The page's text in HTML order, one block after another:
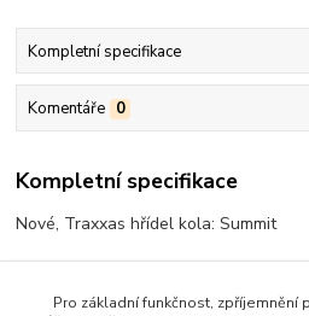
Kompletní specifikace
Komentáře 0
Kompletní specifikace
Nové, Traxxas hřídel kola: Summit
Pro základní funkčnost, zpříjemnění